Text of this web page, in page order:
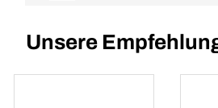
Unsere